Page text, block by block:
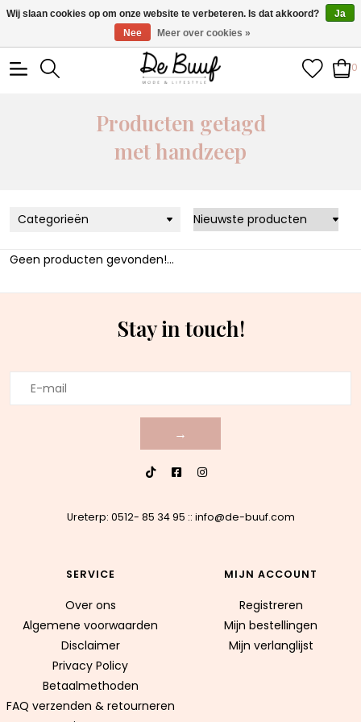
• Wekelijks nieuwe items • Gratis verzending >€100,- •
Verzonden binnen 1-3 werkdagen
0
Producten getagd
met handzeep
Categorieën
Geen producten gevonden!...
Stay in touch!
→
Ureterp: 0512- 85 34 95 :: info@de-buuf.com
SERVICE
Over ons
Algemene voorwaarden
Disclaimer
Privacy Policy
Betaalmethoden
FAQ verzenden & retourneren
MIJN ACCOUNT
Registreren
Mijn bestellingen
Mijn verlanglijst
Wij slaan cookies op om onze website te verbeteren. Is dat akkoord?
Ja
Nee
Meer over cookies »